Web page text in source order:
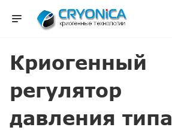
Криогенный
регулятор
давления типа